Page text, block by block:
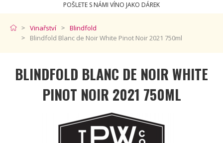
POŠLETE S NÁMI VÍNO JAKO DÁREK
Vinařství
Blindfold
Blindfold Blanc de Noir White Pinot Noir 2021 750ml
BLINDFOLD BLANC DE NOIR WHITE
PINOT NOIR 2021 750ML